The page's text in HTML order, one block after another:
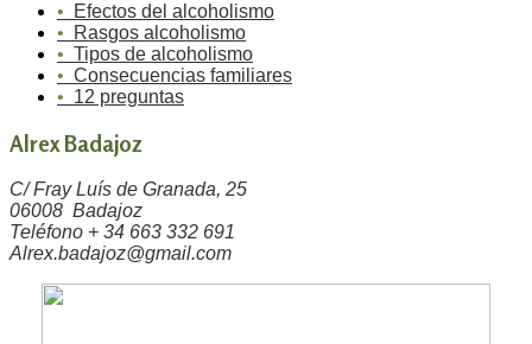
• Efectos del alcoholismo
• Rasgos alcoholismo
• Tipos de alcoholismo
• Consecuencias familiares
• 12 preguntas
Alrex Badajoz
C/ Fray Luís de Granada, 25
06008 Badajoz
Teléfono + 34 663 332 691
Alrex.badajoz@gmail.com